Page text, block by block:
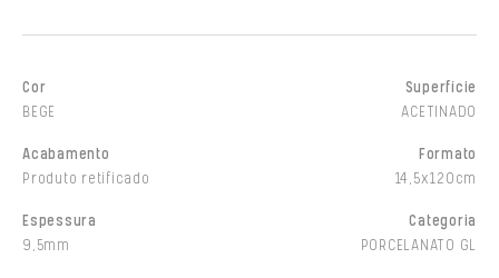
Cor
BEGE
Superfície
ACETINADO
Acabamento
Produto retificado
Formato
14,5x120cm
Espessura
9,5mm
Categoria
PORCELANATO GL